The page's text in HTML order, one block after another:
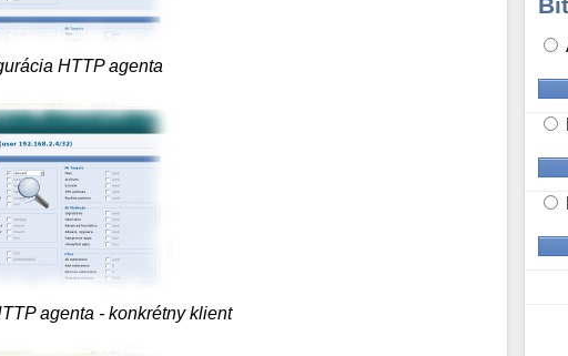
HTTP agenta
agenta - konkrétny klient